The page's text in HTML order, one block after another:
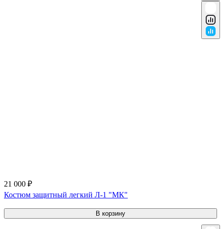
21 000 ₽
Костюм защитный легкий Л-1 "МК"
В корзину